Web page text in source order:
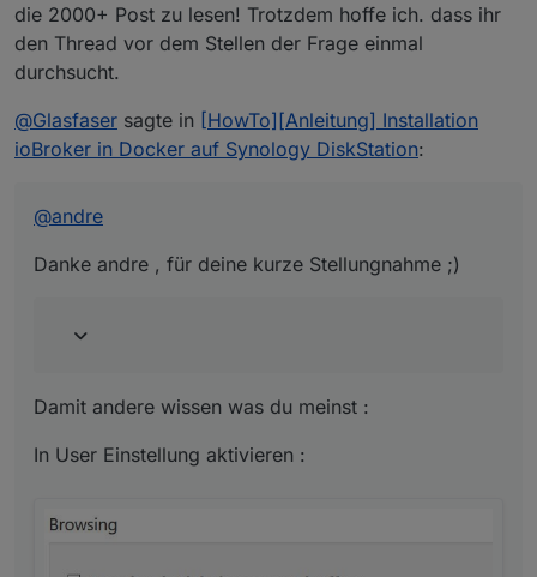
die 2000+ Post zu lesen! Trotzdem hoffe ich. dass ihr
den Thread vor dem Stellen der Frage einmal
durchsucht.
@Glasfaser sagte in [HowTo][Anleitung] Installation
ioBroker in Docker auf Synology DiskStation:
@andre
Danke andre , für deine kurze Stellungnahme ;)
Damit andere wissen was du meinst :
In User Einstellung aktivieren :